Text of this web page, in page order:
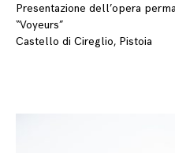
Presentazione dell’opera
“Voyeurs”
Castello di Cireglio, Pistoia